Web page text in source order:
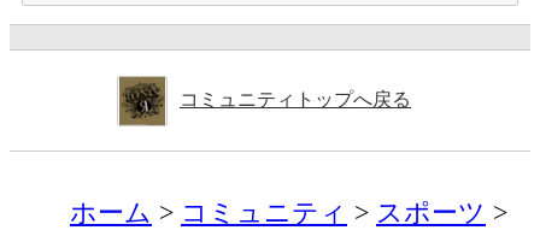
コミュニティトップへ戻る
ホーム コミュニティ
スポーツ